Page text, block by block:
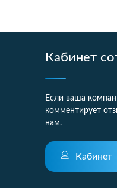
Кабинет
Если ваша
комментирует
нам.
Кабинет